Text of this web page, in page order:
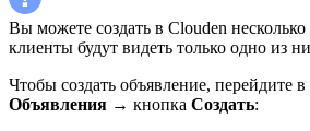
Вы можете создать в Clouden
клиенты будут видеть только одно из
Чтобы создать объявление, перейдите в
Объявления → кнопка Создать: